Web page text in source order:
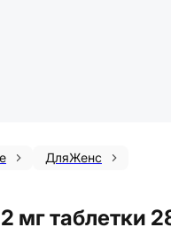
ДляЖенс
таблетки